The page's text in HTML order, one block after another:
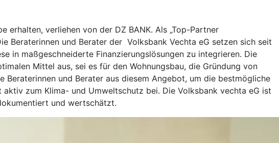
erhalten, verliehen von der DZ BANK. Als „Top-Partner
Beraterinnen und Berater der Volksbank Vechta eG setzen sich seit
in maßgeschneiderte Finanzierungslösungen zu integrieren. Die
Mittel aus, sei es für den Wohnungsbau, die Gründung von
und Berater aus diesem Angebot, um die bestmögliche
zum Klima- und Umweltschutz bei. Die Volksbank vechta eG ist
und wertschätzt.